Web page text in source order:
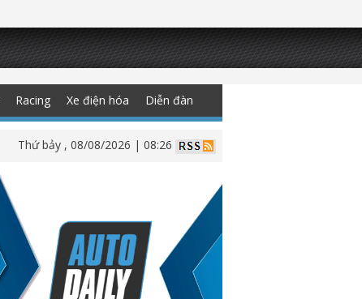
Racing Xe điện hóa Diễn đàn
Thứ bảy , 08/08/2026 | 08:26